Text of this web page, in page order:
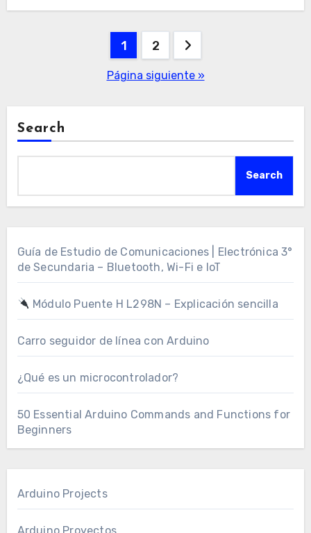
Paginación1 2
Página siguiente »
Search
Search
Guía de Estudio de Comunicaciones | Electrónica 3°
de Secundaria – Bluetooth, Wi-Fi e IoT
Módulo Puente H L298N – Explicación sencilla
Carro seguidor de línea con Arduino
¿Qué es un microcontrolador?
50 Essential Arduino Commands and Functions for
Beginners
Arduino Projects